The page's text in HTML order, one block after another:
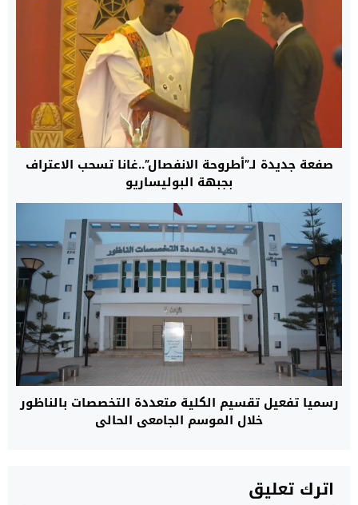
صفعة جديدة لـ”أطروحة الانفصال”..غانا تسحب الاعتراف
بجبهة البوليساريو
رسميا تفعيل تقسيم الكلية متعددة التخصصات بالناظور
خلال الموسم الجامعي الحالي
اترك تعليق